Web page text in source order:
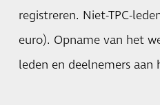
registreren. Niet-TPC-
euro). Opname van het
leden en deelnemers aan